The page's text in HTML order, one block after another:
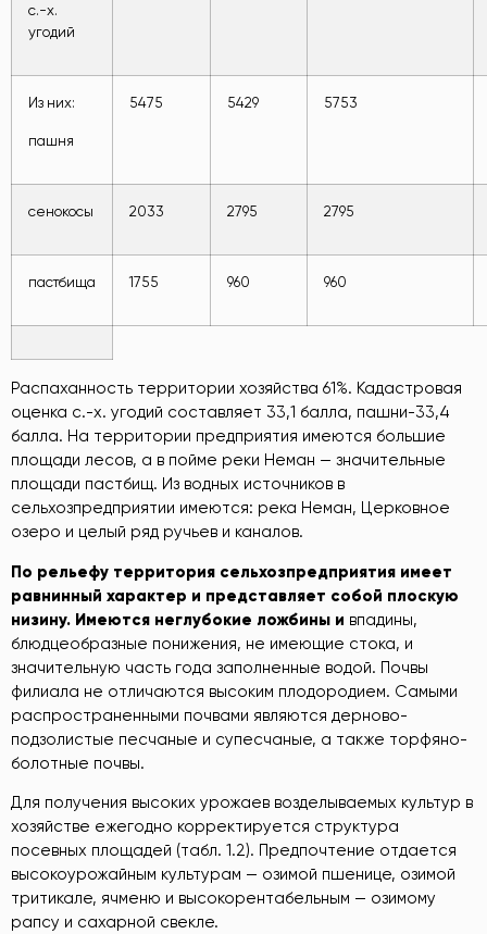
с.-х.
угодий
Из них:
пашня
5475 5429 5753
сенокосы 2033 2795 2795
пастбища 1755 960 960
Распаханность территории хозяйства 61%. Кадастровая
оценка с.-х. угодий составляет 33,1 балла, пашни-33,4
балла. На территории предприятия имеются большие
площади лесов, а в пойме реки Неман — значительные
площади пастбищ. Из водных источников в
сельхозпредприятии имеются: река Неман, Церковное
озеро и целый ряд ручьев и каналов.
По рельефу территория сельхозпредприятия имеет
равнинный характер и представляет собой плоскую
низину. Имеются неглубокие ложбины и впадины,
блюдцеобразные понижения, не имеющие стока, и
значительную часть года заполненные водой. Почвы
филиала не отличаются высоким плодородием. Самыми
распространенными почвами являются дерново-
подзолистые песчаные и супесчаные, а также торфяно-
болотные почвы.
Для получения высоких урожаев возделываемых культур в
хозяйстве ежегодно корректируется структура
посевных площадей (табл. 1.2). Предпочтение отдается
высокоурожайным культурам — озимой пшенице, озимой
тритикале, ячменю и высокорентабельным — озимому
рапсу и сахарной свекле.